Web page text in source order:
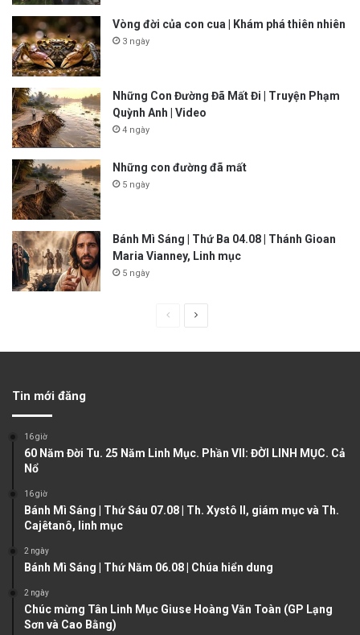
Vòng đời của con cua | Khám phá thiên nhiên
3 ngày
Những Con Đường Đã Mất Đi | Truyện Phạm
Quỳnh Anh | Video
4 ngày
Những con đường đã mất
5 ngày
Bánh Mì Sáng | Thứ Ba 04.08 | Thánh Gioan
Maria Vianney, Linh mục
5 ngày
u
a
e
g
Tin mới đăng
16 giờ
60 Năm Đời Tu. 25 Năm Linh Mục. Phần VII: ĐỜI LINH MỤC. Cả
Nổ
16 giờ
Bánh Mì Sáng | Thứ Sáu 07.08 | Th. Xystô II, giám mục và Th.
Cajêtanô, linh mục
2 ngày
Bánh Mì Sáng | Thứ Năm 06.08 | Chúa hiển dung
2 ngày
Chúc mừng Tân Linh Mục Giuse Hoàng Văn Toàn (GP Lạng
Sơn và Cao Bằng)